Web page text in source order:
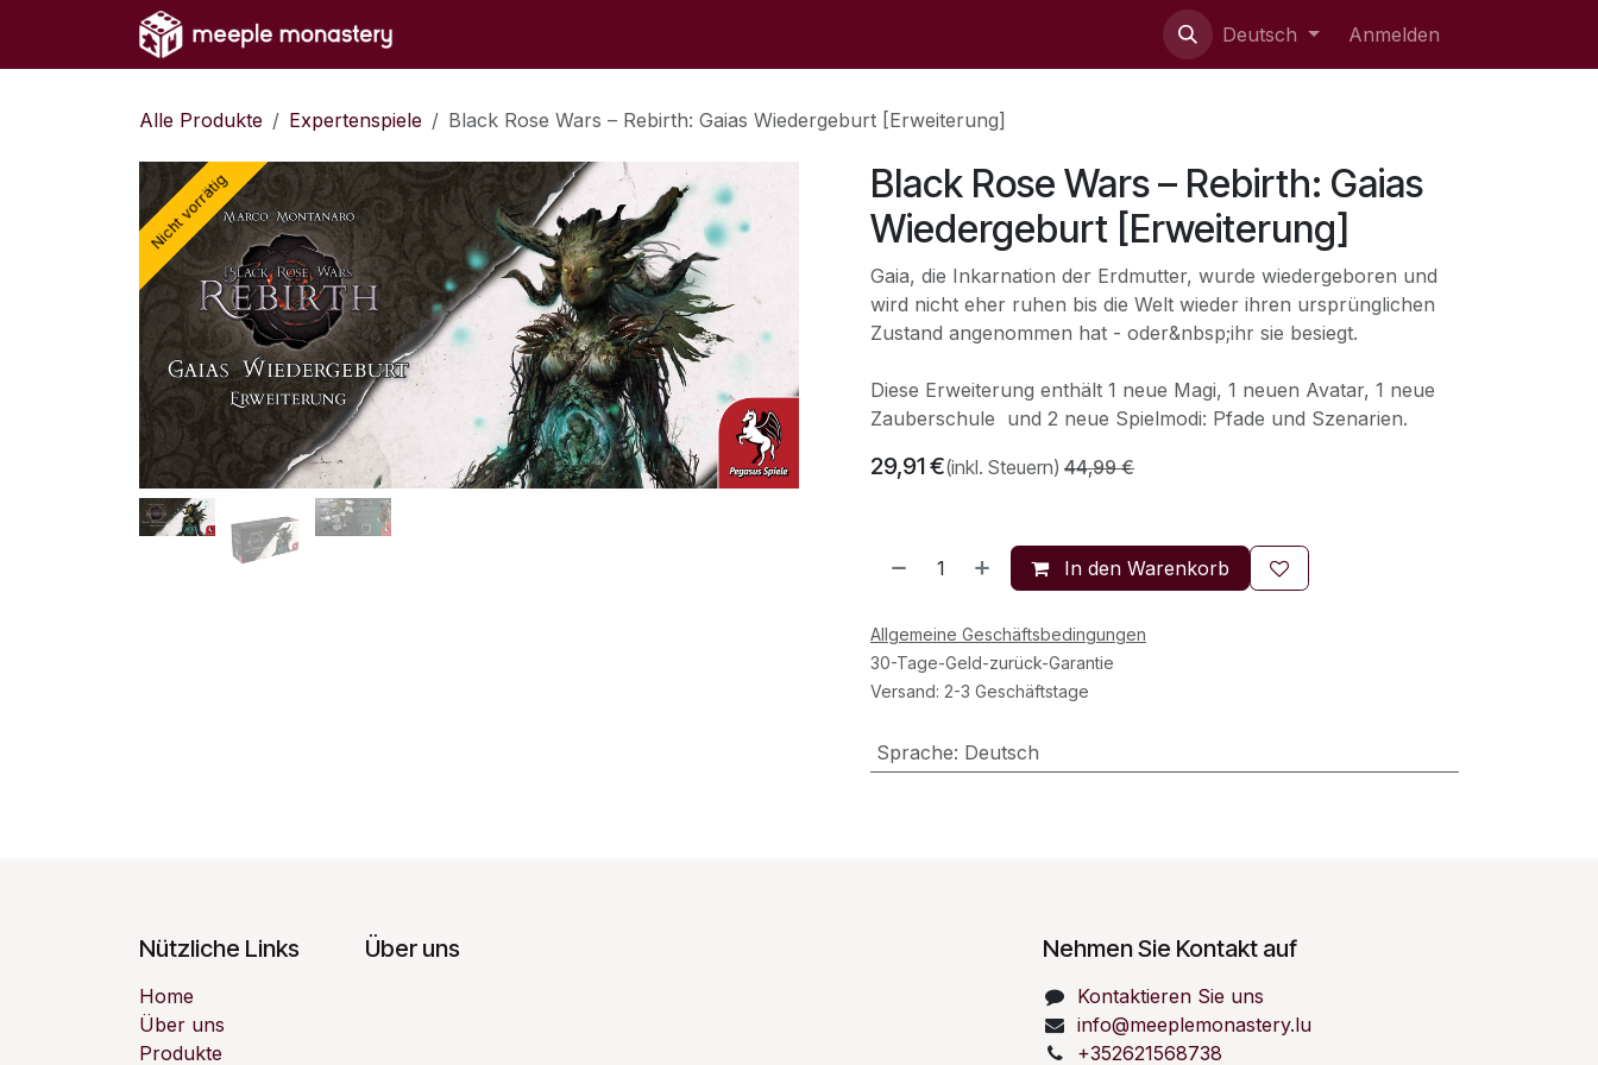
Zum Inhalt springen
Deutsch Anmelden
Alle Produkte Expertenspiele Black Rose Wars – Rebirth: Gaias Wiedergeburt [Erweiterung]
Nicht vorrätig
Nicht vorrätig
Black Rose Wars – Rebirth: Gaias
Wiedergeburt [Erweiterung]
Gaia, die Inkarnation der Erdmutter, wurde wiedergeboren und
wird nicht eher ruhen bis die Welt wieder ihren ursprünglichen
Zustand angenommen hat - oder&nbsp;ihr sie besiegt.
Diese Erweiterung enthält 1 neue Magi, 1 neuen Avatar, 1 neue
Zauberschule und 2 neue Spielmodi: Pfade und Szenarien.
29,91€(inkl. Steuern) 44,99€
In den Warenkorb
Allgemeine Geschäftsbedingungen
30-Tage-Geld-zurück-Garantie
Versand: 2-3 Geschäftstage
Sprache: Deutsch
Nützliche Links
Home
Über uns
Produkte
Über uns Nehmen Sie Kontakt auf
Kontaktieren Sie uns
info@meeplemonastery.lu
+352621568738